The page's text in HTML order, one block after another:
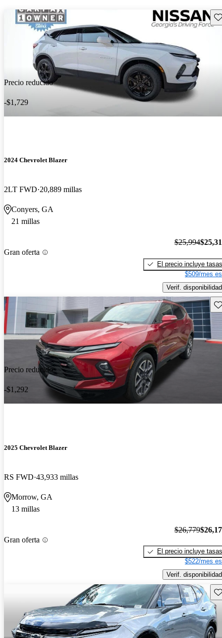
Precio reducido
-$1,729
2024 Chevrolet Blazer
2LT FWD 20,889 millas
Conyers, GA
21 millas
Gran oferta
$25,994
El precio incluye tasas
$509/mes
Verif. disponibilidad
Precio reducido
-$1,292
2025 Chevrolet Blazer
RS FWD 43,933 millas
Morrow, GA
13 millas
Gran oferta
$26,779
El precio incluye tasas
$522/mes
Verif. disponibilidad